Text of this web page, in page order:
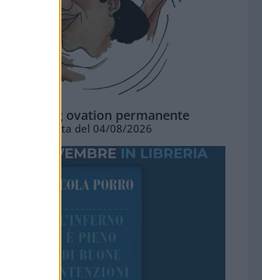
La standing ovation permanente
Vignetta del 04/08/2026